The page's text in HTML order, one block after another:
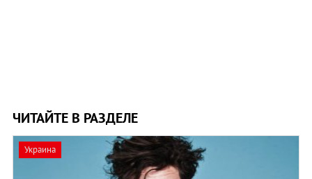
ЧИТАЙТЕ В РАЗДЕЛЕ
Украина